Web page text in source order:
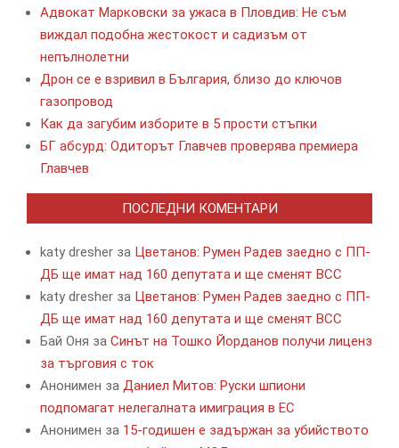
Адвокат Марковски за ужаса в Пловдив: Не съм
виждал подобна жестокост и садизъм от
непълнолетни
Дрон се е взривил в България, близо до ключов
газопровод
Как да загубим изборите в 5 прости стъпки
БГ абсурд: Одиторът Главчев проверява премиера
Главчев
ПОСЛЕДНИ КОМЕНТАРИ
katy dresher за Цветанов: Румен Радев заедно с ПП-
ДБ ще имат над 160 депутата и ще сменят ВСС
katy dresher за Цветанов: Румен Радев заедно с ПП-
ДБ ще имат над 160 депутата и ще сменят ВСС
Бай Оня за Синът на Тошко Йорданов получи лиценз
за търговия с ток
Анонимен за Даниел Митов: Руски шпиони
подпомагат нелегалната имиграция в ЕС
Анонимен за 15-годишен е задържан за убийството